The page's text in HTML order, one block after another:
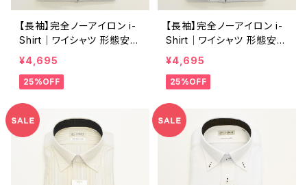
【長袖】完全ノーアイロン i-
Shirt｜ワイシャツ 形態安定
レギュラーシルエット ボタン
ダウン ドット メンズ ビジネ
ス dhw398a-bd-12 L.グレ
¥4,695
25%OFF
【長袖】完全ノーアイロン i-
Shirt｜ワイシャツ 形態安定
レギュラーシルエット ボタン
ダウン ドット メンズ ビジネ
ス dhw398a-bd-81 サッ
¥4,695
25%OFF